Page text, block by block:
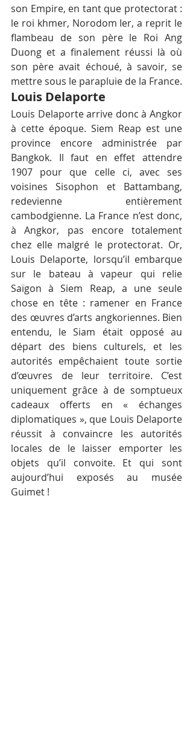
son Empire, en tant que protectorat :
le roi khmer, Norodom Ier, a reprit le
flambeau de son père le Roi Ang
Duong et a finalement réussi là où
son père avait échoué, à savoir, se
mettre sous le parapluie de la France.
Louis Delaporte
Louis Delaporte arrive donc à Angkor
à cette époque. Siem Reap est une
province encore administrée par
Bangkok. Il faut en effet attendre
1907 pour que celle ci, avec ses
voisines Sisophon et Battambang,
redevienne entièrement
cambodgienne. La France n’est donc,
à Angkor, pas encore totalement
chez elle malgré le protectorat. Or,
Louis Delaporte, lorsqu’il embarque
sur le bateau à vapeur qui relie
Saïgon à Siem Reap, a une seule
chose en tête : ramener en France
des œuvres d’arts angkoriennes. Bien
entendu, le Siam était opposé au
départ des biens culturels, et les
autorités empêchaient toute sortie
d’œuvres de leur territoire. C’est
uniquement grâce à de somptueux
cadeaux offerts en « échanges
diplomatiques », que Louis Delaporte
réussit à convaincre les autorités
locales de le laisser emporter les
objets qu’il convoite. Et qui sont
aujourd’hui exposés au musée
Guimet !